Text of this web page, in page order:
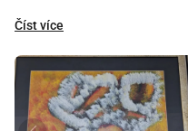
prostřednictvím:
místa, kde se mladí lidé
veřejné služby
Workshopů výtvarného
Číst více